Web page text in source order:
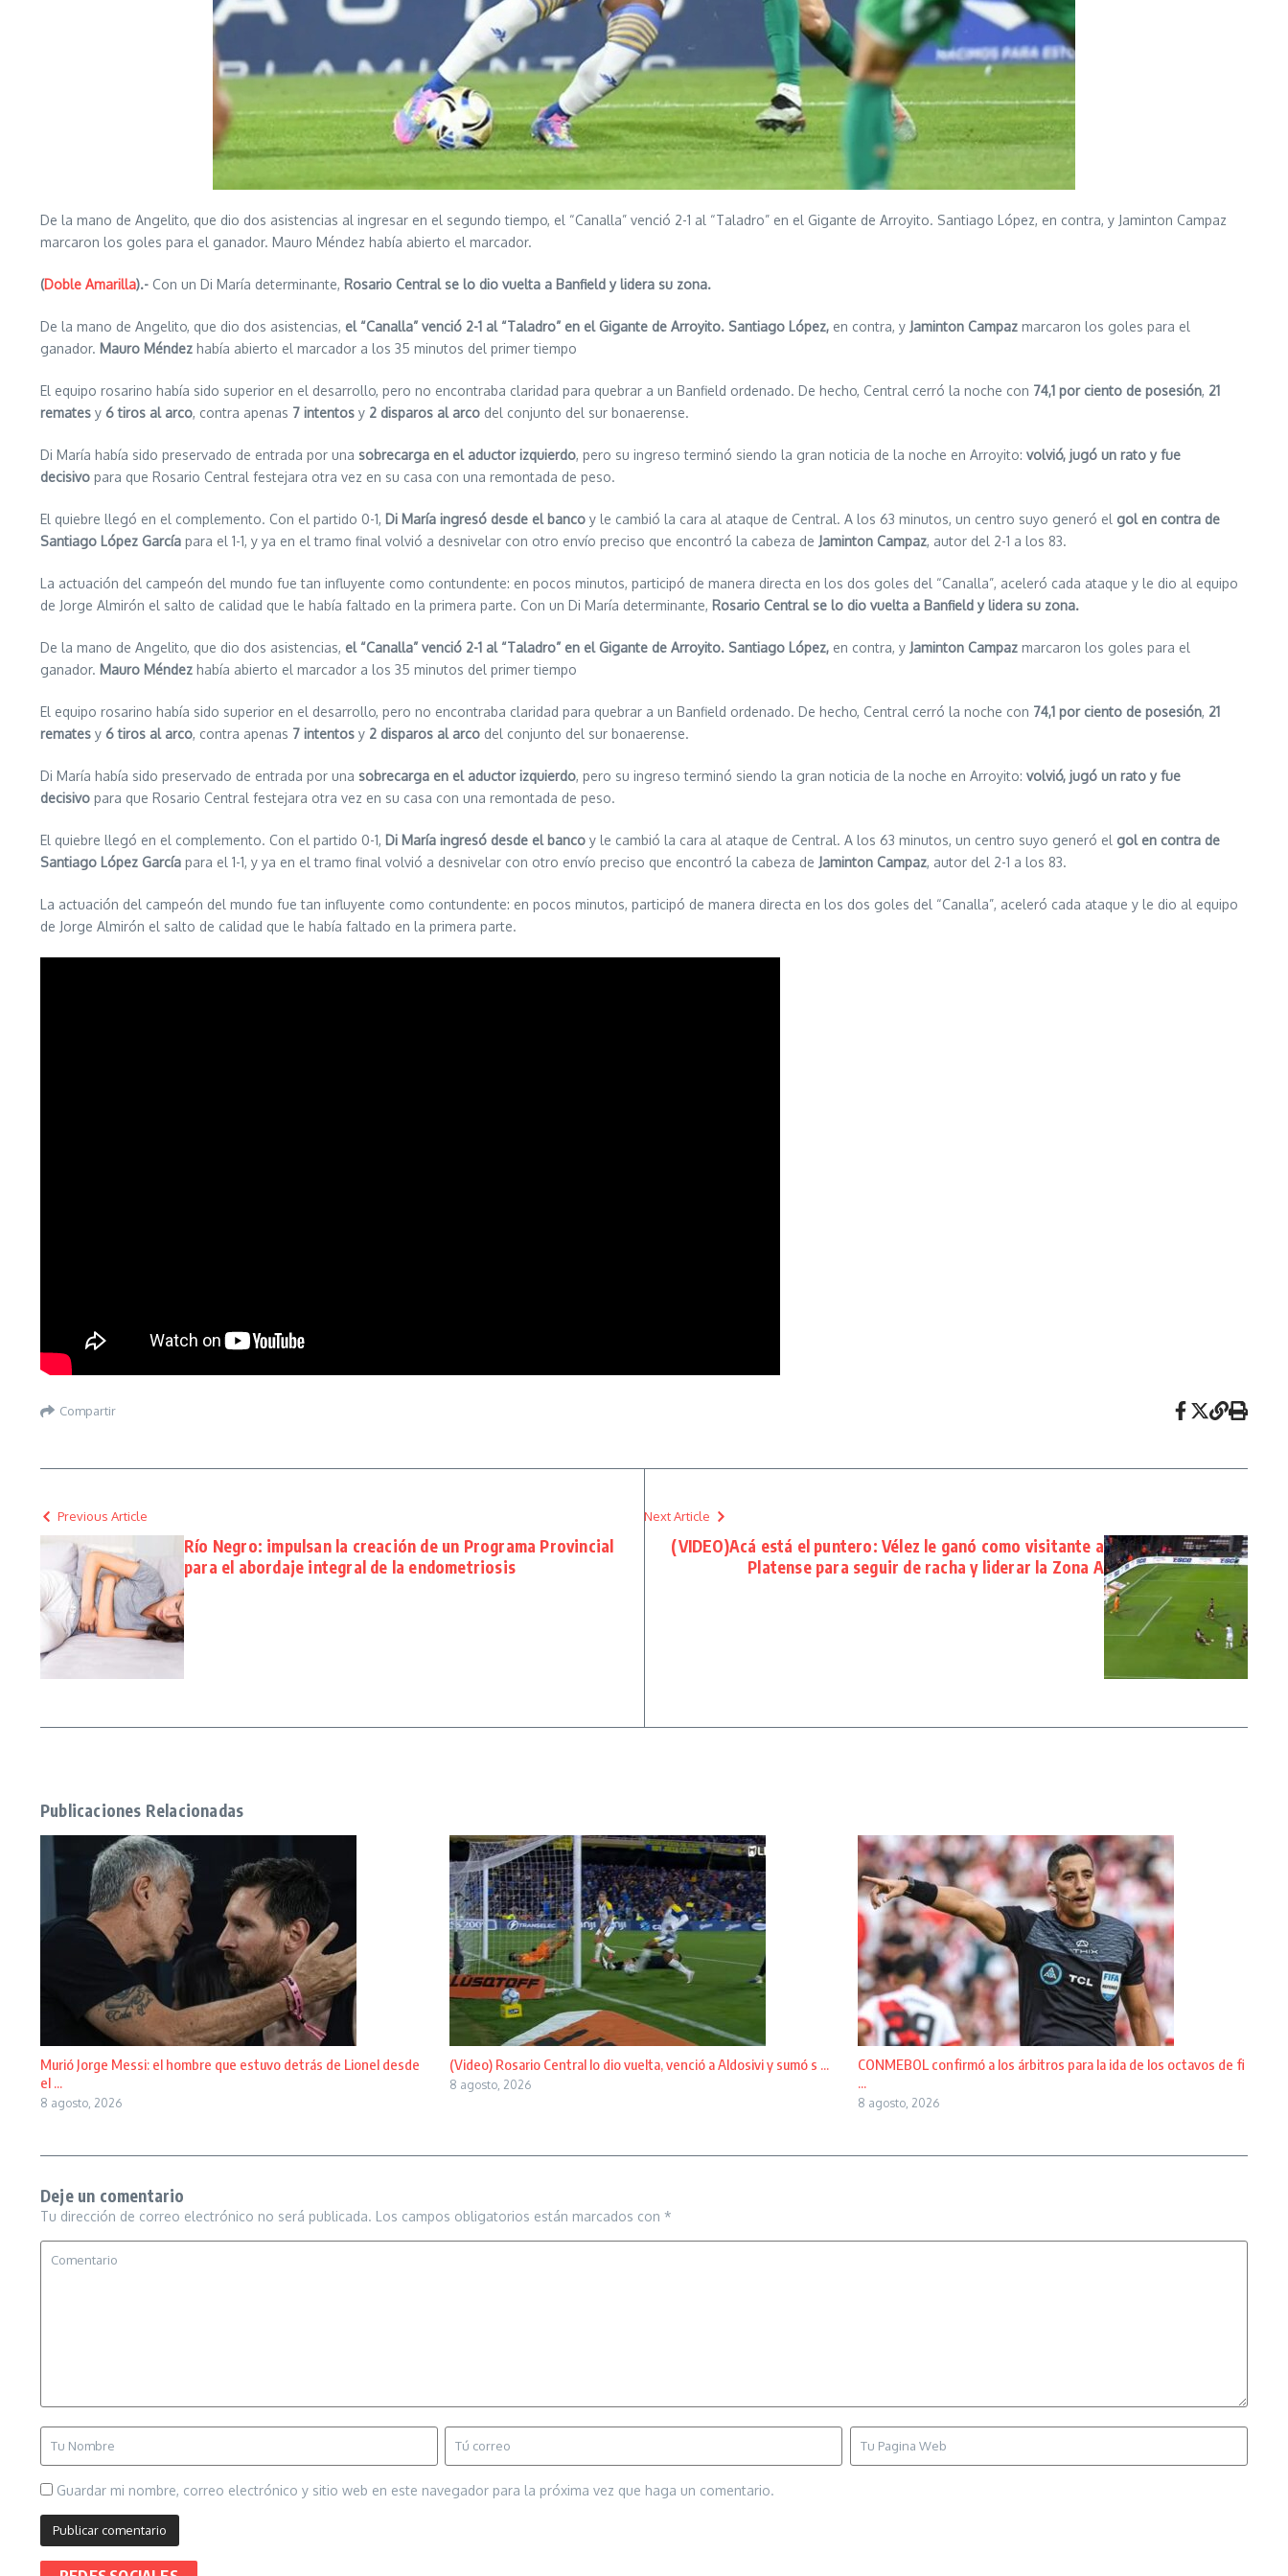
De la mano de Angelito, que dio dos asistencias al ingresar en el segundo tiempo, el “Canalla” venció 2-1 al “Taladro” en el Gigante de Arroyito. Santiago López, en contra, y Jaminton Campaz
marcaron los goles para el ganador. Mauro Méndez había abierto el marcador.
(Doble Amarilla).- Con un Di María determinante, Rosario Central se lo dio vuelta a Banfield y lidera su zona.
De la mano de Angelito, que dio dos asistencias, el “Canalla” venció 2-1 al “Taladro” en el Gigante de Arroyito. Santiago López, en contra, y Jaminton Campaz marcaron los goles para el
ganador. Mauro Méndez había abierto el marcador a los 35 minutos del primer tiempo
El equipo rosarino había sido superior en el desarrollo, pero no encontraba claridad para quebrar a un Banfield ordenado. De hecho, Central cerró la noche con 74,1 por ciento de posesión, 21
remates y 6 tiros al arco, contra apenas 7 intentos y 2 disparos al arco del conjunto del sur bonaerense.
Di María había sido preservado de entrada por una sobrecarga en el aductor izquierdo, pero su ingreso terminó siendo la gran noticia de la noche en Arroyito: volvió, jugó un rato y fue
decisivo para que Rosario Central festejara otra vez en su casa con una remontada de peso.
El quiebre llegó en el complemento. Con el partido 0-1, Di María ingresó desde el banco y le cambió la cara al ataque de Central. A los 63 minutos, un centro suyo generó el gol en contra de
Santiago López García para el 1-1, y ya en el tramo final volvió a desnivelar con otro envío preciso que encontró la cabeza de Jaminton Campaz, autor del 2-1 a los 83.
La actuación del campeón del mundo fue tan influyente como contundente: en pocos minutos, participó de manera directa en los dos goles del “Canalla”, aceleró cada ataque y le dio al equipo
de Jorge Almirón el salto de calidad que le había faltado en la primera parte. Con un Di María determinante, Rosario Central se lo dio vuelta a Banfield y lidera su zona.
De la mano de Angelito, que dio dos asistencias, el “Canalla” venció 2-1 al “Taladro” en el Gigante de Arroyito. Santiago López, en contra, y Jaminton Campaz marcaron los goles para el
ganador. Mauro Méndez había abierto el marcador a los 35 minutos del primer tiempo
El equipo rosarino había sido superior en el desarrollo, pero no encontraba claridad para quebrar a un Banfield ordenado. De hecho, Central cerró la noche con 74,1 por ciento de posesión, 21
remates y 6 tiros al arco, contra apenas 7 intentos y 2 disparos al arco del conjunto del sur bonaerense.
Di María había sido preservado de entrada por una sobrecarga en el aductor izquierdo, pero su ingreso terminó siendo la gran noticia de la noche en Arroyito: volvió, jugó un rato y fue
decisivo para que Rosario Central festejara otra vez en su casa con una remontada de peso.
El quiebre llegó en el complemento. Con el partido 0-1, Di María ingresó desde el banco y le cambió la cara al ataque de Central. A los 63 minutos, un centro suyo generó el gol en contra de
Santiago López García para el 1-1, y ya en el tramo final volvió a desnivelar con otro envío preciso que encontró la cabeza de Jaminton Campaz, autor del 2-1 a los 83.
La actuación del campeón del mundo fue tan influyente como contundente: en pocos minutos, participó de manera directa en los dos goles del “Canalla”, aceleró cada ataque y le dio al equipo
de Jorge Almirón el salto de calidad que le había faltado en la primera parte.
Compartir
Previous Article
Río Negro: impulsan la creación de un Programa Provincial
para el abordaje integral de la endometriosis
Next Article
(VIDEO)Acá está el puntero: Vélez le ganó como visitante a
Platense para seguir de racha y liderar la Zona A
Publicaciones Relacionadas
Murió Jorge Messi: el hombre que estuvo detrás de Lionel desde
el ...
8 agosto, 2026
(Video) Rosario Central lo dio vuelta, venció a Aldosivi y sumó s ...
8 agosto, 2026
CONMEBOL confirmó a los árbitros para la ida de los octavos de fi
...
8 agosto, 2026
Deje un comentario
Tu dirección de correo electrónico no será publicada. Los campos obligatorios están marcados con *
Guardar mi nombre, correo electrónico y sitio web en este navegador para la próxima vez que haga un comentario.